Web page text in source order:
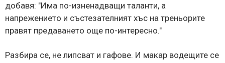
добавя: "Има по-изненадващи таланти, а
напрежението и състезателният хъс на треньорите
правят предаването още по-интересно."
Разбира се, не липсват и гафове. И макар водещите се